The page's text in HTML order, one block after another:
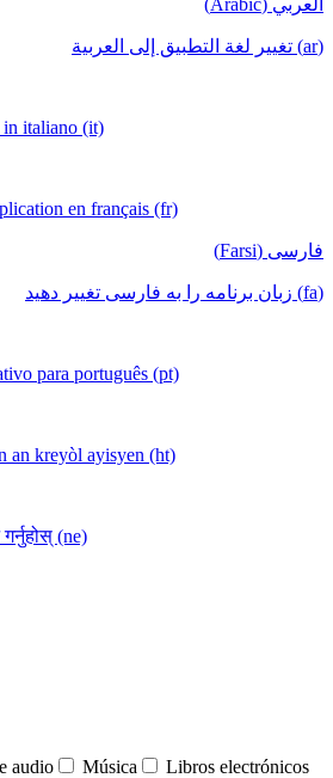
(ar) تغيير لغة التطبيق إلى العربية
in italiano (it)
en français (fr)
فارسی (Farsi)
(fa) زبان برنامه را به فارسی تغییر دهید
para português (pt)
an kreyòl ayisyen (ht)
गर्नुहोस् (ne)
audio Música
Libros electrónicos